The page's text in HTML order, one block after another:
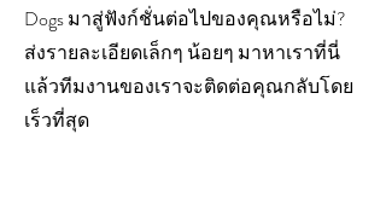
Dogs มาสู่ฟังก์ชั่นต่อไปของคุณหรือไม่?
ส่งรายละเอียดเล็กๆ น้อยๆ มาหาเราที่นี่
แล้วทีมงานของเราจะติดต่อคุณกลับโดย
เร็วที่สุด